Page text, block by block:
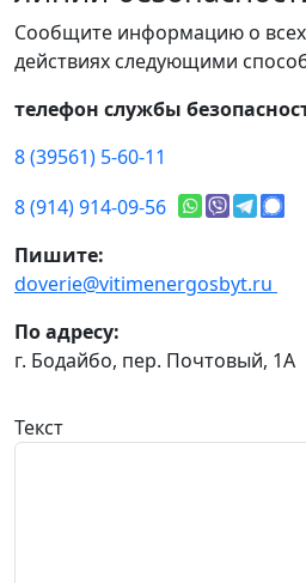
Сообщите информацию о
действиях следующими
телефон службы
8 (39561) 5-60-11
8 (914) 914-09-56
Пишите:
doverie@vitimenergosbyt.ru
По адресу:
г. Бодайбо, пер. Почтовый, 1А
Текст